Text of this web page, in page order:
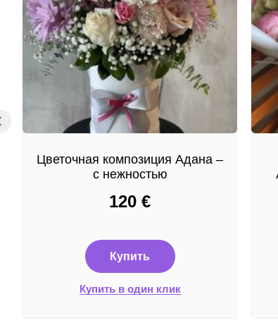
Цветочная композиция Адана –
с нежностью
120 €
Купить
Купить в один клик